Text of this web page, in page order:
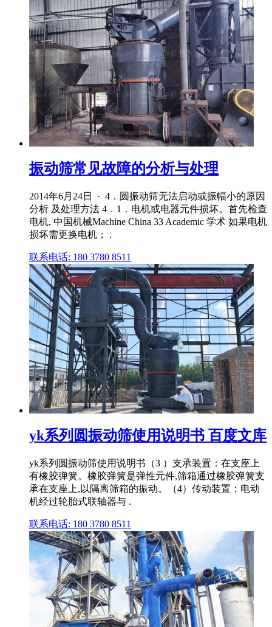
振动筛常见故障的分析与处理
2014年6月24日 · 4．圆振动筛无法启动或振幅小的原因
分析 及处理方法 4．1．电机或电器元件损坏。首先检查
电机, 中国机械Machine China 33 Academic 学术 如果电机
损坏需更换电机； .
联系电话: 180 3780 8511
yk系列圆振动筛使用说明书 百度文库
yk系列圆振动筛使用说明书（3 ）支承装置：在支座上
有橡胶弹簧。橡胶弹簧是弹性元件,筛箱通过橡胶弹簧支
承在支座上,以隔离筛箱的振动。（4）传动装置：电动
机经过轮胎式联轴器与 .
联系电话: 180 3780 8511